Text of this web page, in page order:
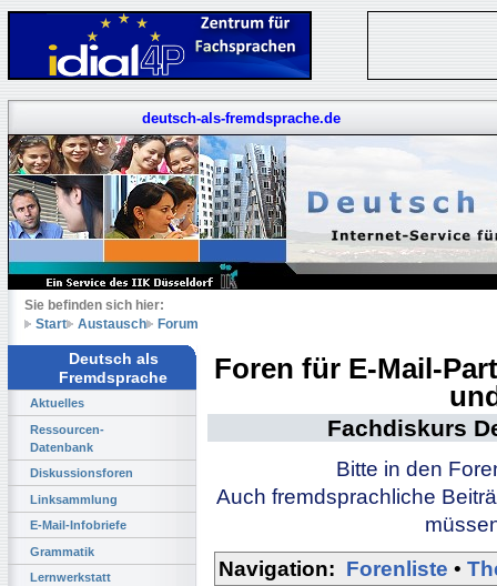
deutsch-als-fremdsprache.de
Sie befinden sich hier:
Start
Austausch Forum
Deutsch als
Fremdsprache
Aktuelles
Ressourcen-
Datenbank
Diskussionsforen
Linksammlung
E-Mail-Infobriefe
Grammatik
Lernwerkstatt
Foren für E-Mail-
Fachdiskurs
Bitte in den
Auch fremdsprachliche
Navigation: Forenliste •